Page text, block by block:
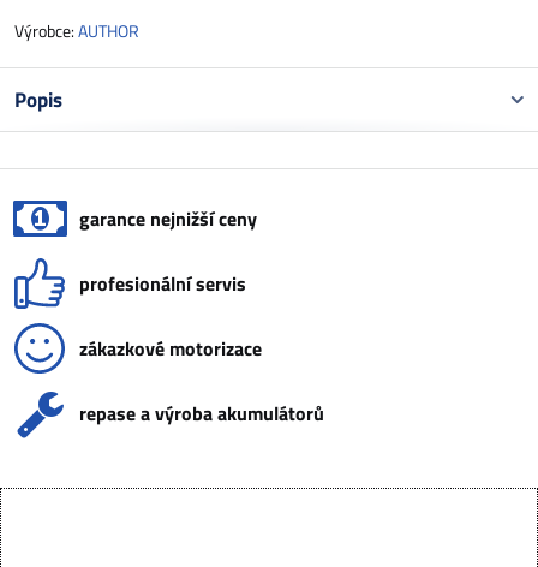
Výrobce:AUTHOR
Popis
garance nejnižší ceny
profesionální servis
zákazkové motorizace
repase a výroba akumulátorů